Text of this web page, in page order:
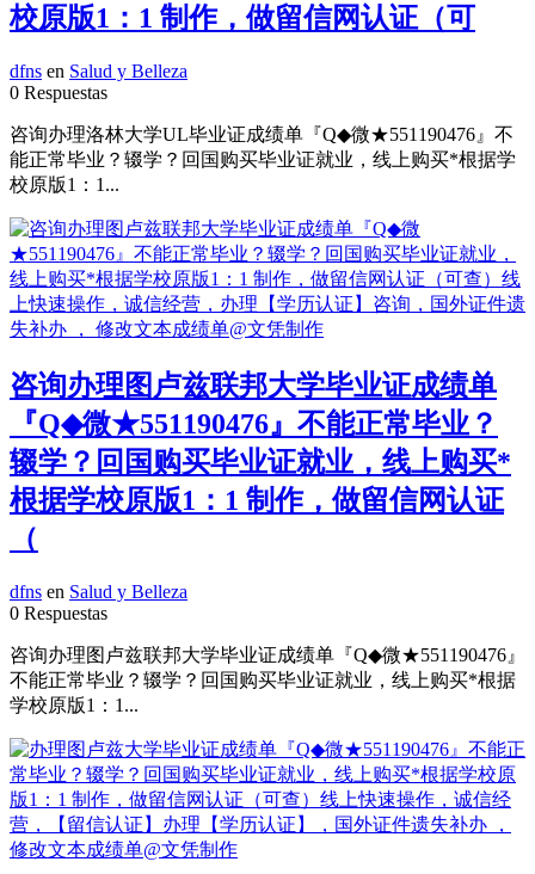
校原版1：1 制作，做留信网认证（可
dfns en Salud y Belleza
0 Respuestas
咨询办理洛林大学UL毕业证成绩单『Q◆微★551190476』不
能正常毕业？辍学？回国购买毕业证就业，线上购买*根据学
校原版1：1...
咨询办理图卢兹联邦大学毕业证成绩单
『Q◆微★551190476』不能正常毕业？
辍学？回国购买毕业证就业，线上购买*
根据学校原版1：1 制作，做留信网认证
（
dfns en Salud y Belleza
0 Respuestas
咨询办理图卢兹联邦大学毕业证成绩单『Q◆微★551190476』
不能正常毕业？辍学？回国购买毕业证就业，线上购买*根据
学校原版1：1...